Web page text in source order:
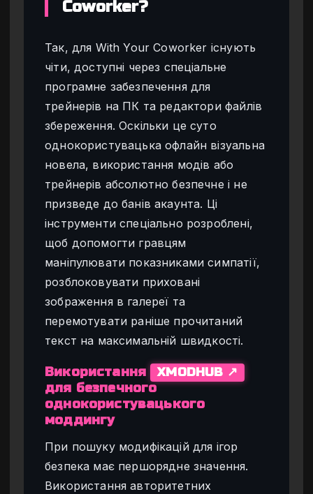
Coworker?
Так, для With Your Coworker існують
чіти, доступні через спеціальне
програмне забезпечення для
трейнерів на ПК та редактори файлів
збереження. Оскільки це суто
однокористувацька офлайн візуальна
новела, використання модів або
трейнерів абсолютно безпечне і не
призведе до банів акаунта. Ці
інструменти спеціально розроблені,
щоб допомогти гравцям
маніпулювати показниками симпатії,
розблоковувати приховані
зображення в галереї та
перемотувати раніше прочитаний
текст на максимальній швидкості.
Використання XMODHUB ↗
для безпечного
однокористувацького
моддингу
При пошуку модифікацій для ігор
безпека має першорядне значення.
Використання авторитетних